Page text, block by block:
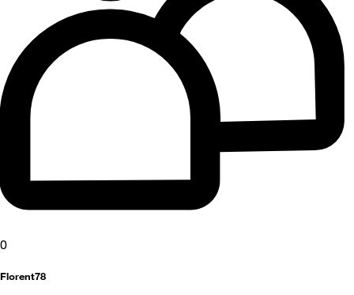
0
Florent78